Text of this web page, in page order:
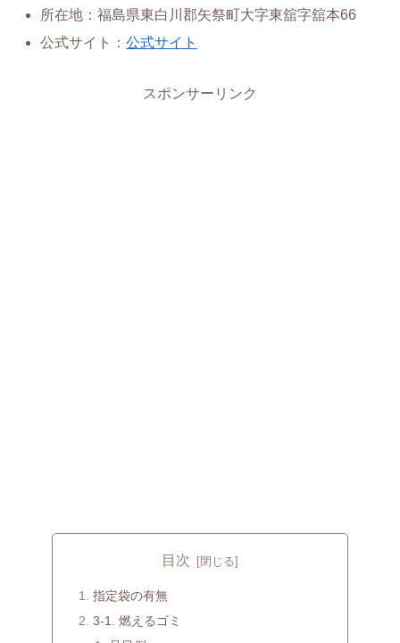
所在地：福島県東白川郡矢祭町大字東舘字舘本66
公式サイト：公式サイト
スポンサーリンク
目次
指定袋の有無
3-1. 燃えるゴミ